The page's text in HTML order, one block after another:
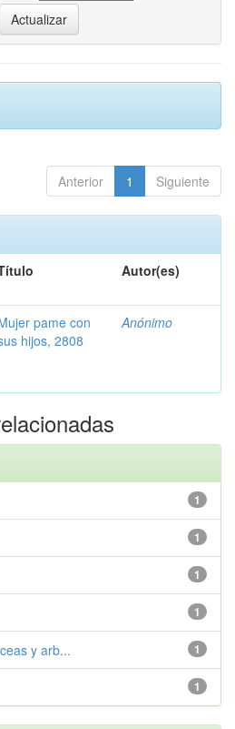
Anterior 1 Siguiente
Autor(es)
pame con
hijos, 2808
Anónimo
1
1
1
1
1
y arb...
1